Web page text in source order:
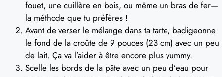
fouet, une cuillère en bois, ou même un bras de fer—
la méthode que tu préfères !
Avant de verser le mélange dans ta tarte, badigeonne
le fond de la croûte de 9 pouces (23 cm) avec un peu
de lait. Ça va l’aider à être encore plus yummy.
Scelle les bords de la pâte avec un peu d’eau pour